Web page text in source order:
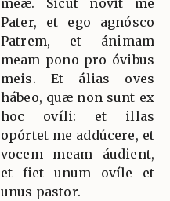
meæ. Sicut novit me
Pater, et ego agnósco
Patrem, et ánimam
meam pono pro óvibus
meis. Et álias oves
hábeo, quæ non sunt ex
hoc ovíli: et illas
opórtet me addúcere, et
vocem meam áudient,
et fiet unum ovíle et
unus pastor.